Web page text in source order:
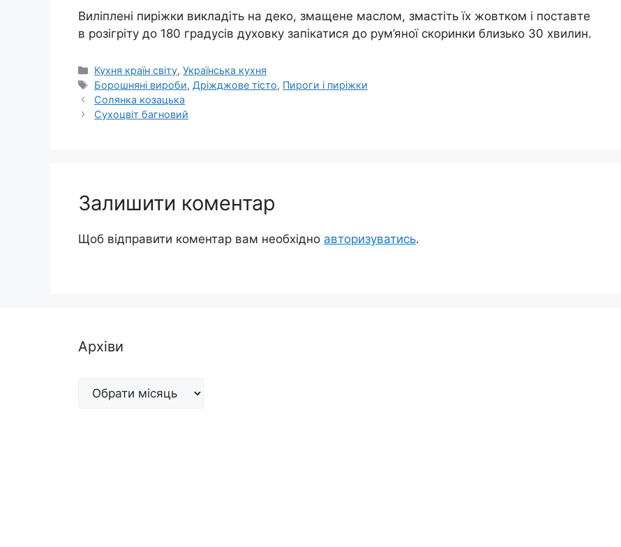
Виліплені пиріжки викладіть на деко, змащене маслом, змастіть їх жовтком і поставте
в розігріту до 180 градусів духовку запікатися до рум’яної скоринки близько 30 хвилин.
Категорії
Кухня країн світу,Українська кухня
Позначки
Борошняні вироби, Дріжджове тісто, Пироги і пиріжки
Солянка козацька
Сухоцвіт багновий
Залишити коментар
Щоб відправити коментар вам необхідно авторизуватись.
Архіви
Архіви